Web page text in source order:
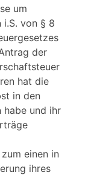
um
i.S. von § 8
der
hat die
in den
habe und ihr
einen in
ihres